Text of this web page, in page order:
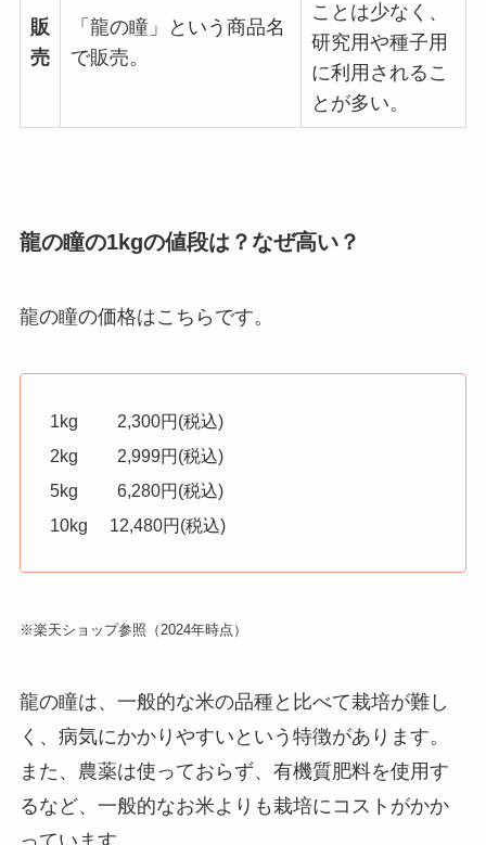
販
売
「龍の瞳」という商品名
で販売。
ことは少なく、
研究用や種子用
に利用されるこ
とが多い。
龍の瞳の1kgの値段は？なぜ高い？
龍の瞳の価格はこちらです。
1kg 2,300円(税込)
2kg 2,999円(税込)
5kg 6,280円(税込)
10kg 12,480円(税込)
※楽天ショップ参照（2024年時点）
龍の瞳は、一般的な米の品種と比べて栽培が難し
く、病気にかかりやすいという特徴があります。
また、 農薬は使っておらず、 有機質肥料を使用す
るなど、一般的なお米よりも栽培にコストがかか